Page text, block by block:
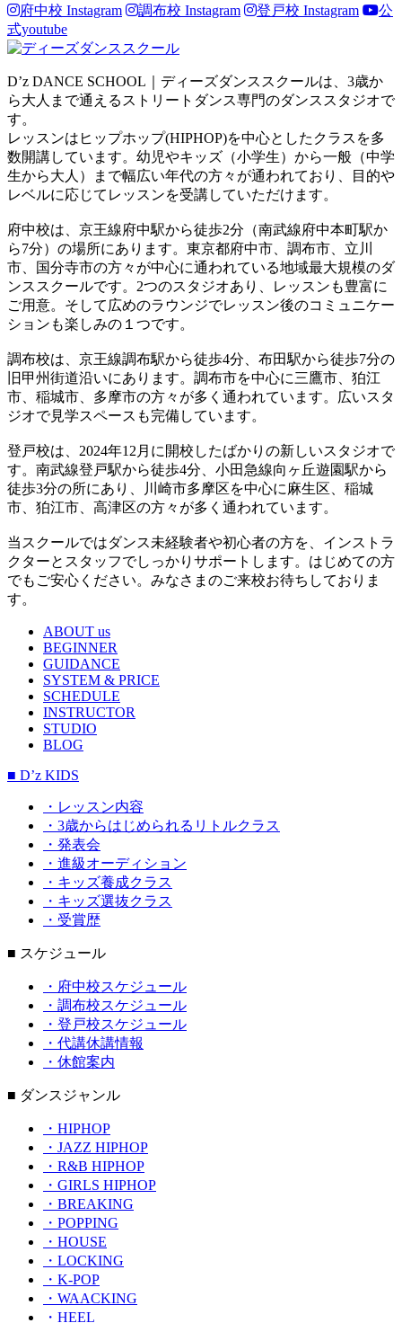
府中校 Instagram 調布校 Instagram 登戸校 Instagram
公
式youtube
D’z DANCE SCHOOL｜ディーズダンススクールは、3歳か
ら大人まで通えるストリートダンス専門のダンススタジオで
す。
レッスンはヒップホップ(HIPHOP)を中心としたクラスを多
数開講しています。幼児やキッズ（小学生）から一般（中学
生から大人）まで幅広い年代の方々が通われており、目的や
レベルに応じてレッスンを受講していただけます。
府中校は、京王線府中駅から徒歩2分（南武線府中本町駅か
ら7分）の場所にあります。東京都府中市、調布市、立川
市、国分寺市の方々が中心に通われている地域最大規模のダ
ンススクールです。2つのスタジオあり、レッスンも豊富に
ご用意。そして広めのラウンジでレッスン後のコミュニケー
ションも楽しみの１つです。
調布校は、京王線調布駅から徒歩4分、布田駅から徒歩7分の
旧甲州街道沿いにあります。調布市を中心に三鷹市、狛江
市、稲城市、多摩市の方々が多く通われています。広いスタ
ジオで見学スペースも完備しています。
登戸校は、2024年12月に開校したばかりの新しいスタジオで
す。南武線登戸駅から徒歩4分、小田急線向ヶ丘遊園駅から
徒歩3分の所にあり、川崎市多摩区を中心に麻生区、稲城
市、狛江市、高津区の方々が多く通われています。
当スクールではダンス未経験者や初心者の方を、インストラ
クターとスタッフでしっかりサポートします。はじめての方
でもご安心ください。みなさまのご来校お待ちしておりま
す。
ABOUT us
BEGINNER
GUIDANCE
SYSTEM & PRICE
SCHEDULE
INSTRUCTOR
STUDIO
BLOG
■ D’z KIDS
・レッスン内容
・3歳からはじめられるリトルクラス
・発表会
・進級オーディション
・キッズ養成クラス
・キッズ選抜クラス
・受賞歴
■ スケジュール
・府中校スケジュール
・調布校スケジュール
・登戸校スケジュール
・代講休講情報
・休館案内
■ ダンスジャンル
・HIPHOP
・JAZZ HIPHOP
・R&B HIPHOP
・GIRLS HIPHOP
・BREAKING
・POPPING
・HOUSE
・LOCKING
・K-POP
・WAACKING
・HEEL